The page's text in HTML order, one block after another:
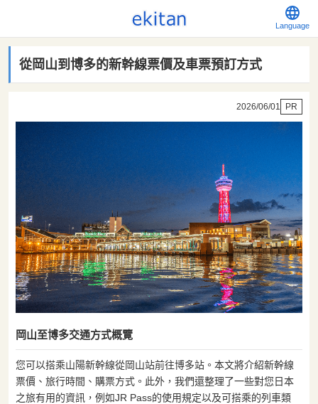
Language
從岡山到博多的新幹線票價及車票預訂方式
2026/06/01 PR
岡山至博多交通方式概覽
您可以搭乘山陽新幹線從岡山站前往博多站。本文將介紹新幹線
票價、旅行時間、購票方式。此外，我們還整理了一些對您日本
之旅有用的資訊，例如JR Pass的使用規定以及可搭乘的列車類